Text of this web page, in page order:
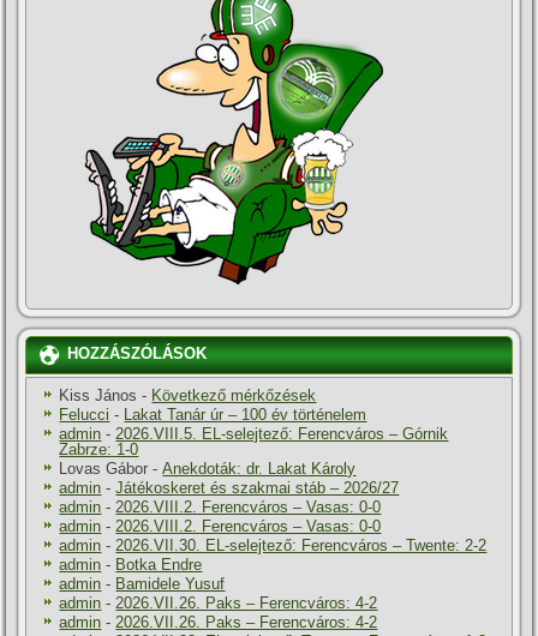
HOZZÁSZÓLÁSOK
Kiss János - Következő mérkőzések
Felucci - Lakat Tanár úr – 100 év történelem
admin -2026.VIII.5. EL-selejtező: Ferencváros – Górnik
Zabrze: 1-0
Lovas Gábor -Anekdoták: dr. Lakat Károly
admin -Játékoskeret és szakmai stáb – 2026/27
admin -2026.VIII.2. Ferencváros – Vasas: 0-0
admin -2026.VIII.2. Ferencváros – Vasas: 0-0
admin -2026.VII.30. EL-selejtező: Ferencváros – Twente: 2-2
admin - Botka Endre
admin - Bamidele Yusuf
admin -2026.VII.26. Paks – Ferencváros: 4-2
admin -2026.VII.26. Paks – Ferencváros: 4-2